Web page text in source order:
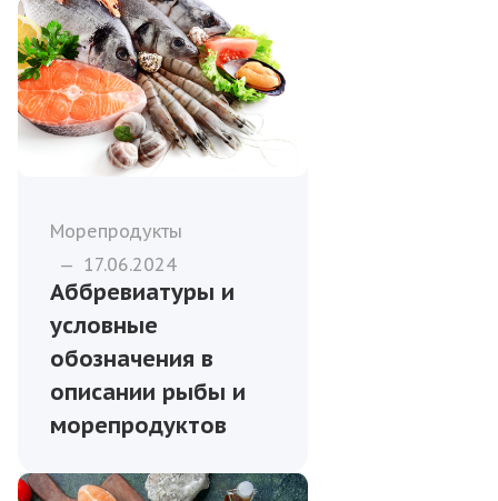
Морепродукты
— 17.06.2024
Аббревиатуры и
условные
обозначения в
описании рыбы и
морепродуктов